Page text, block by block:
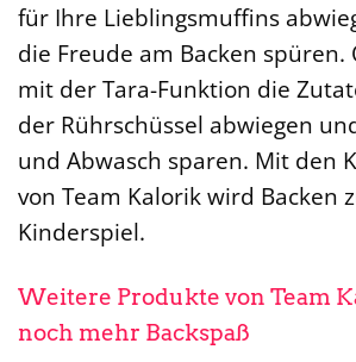
für Ihre Lieblingsmuffins
die Freude am Backen spüren.
mit der Tara-Funktion die
der Rührschüssel abwiegen
und Abwasch sparen. Mit den
von Team Kalorik wird Backen
Kinderspiel.
Weitere Produkte von Team
noch mehr Backspaß